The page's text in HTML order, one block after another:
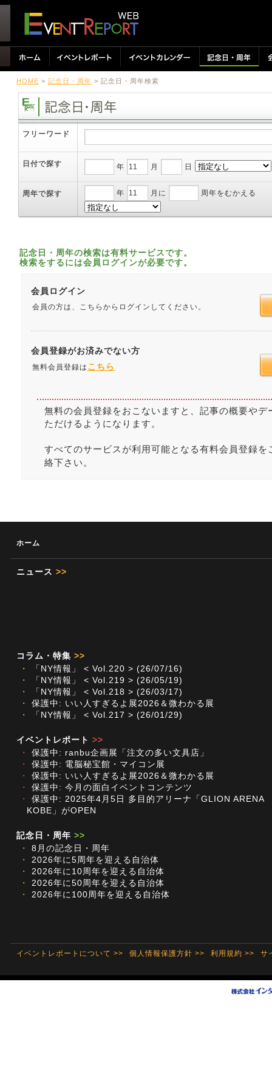
HOME > 記念日・周年 > 記念日・周年検索
フリーワード
日付で探す 年 月 日
周年で探す 年 月に 周年をむかえる
記念日・周年の検索は有料サービスです。
検索をするには会員ログインが必要です。
会員ログイン
会員の方は、こちらからログインしてください。
会員登録がお済みでない方
無料会員登録は こちら
無料の会員登録をおこないますと、記事の概要や
ただけるようになります。
すべてのサービスが利用可能となる有料会員登録を
絡下さい。
ホーム
ニュース >>
コラム・特集 >>
・
「NY情報」 < Vol.220 > (26/07/16)
・
「NY情報」 < Vol.219 > (26/05/19)
・
「NY情報」 < Vol.218 > (26/03/17)
・
保護中: いい人すぎるよ展2026＆微わかる展
・
「NY情報」 < Vol.217 > (26/01/29)
イベントレポート >>
・
保護中: ranbu企画展「注文の多い文具店」
・
保護中: 電脳秘宝館・マイコン展
・
保護中: いい人すぎるよ展2026＆微わかる展
・
保護中: 今月の面白イベントコンテンツ
・
保護中: 2025年4月5日 多目的アリーナ「GLION ARENA
KOBE」がOPEN
記念日・周年 >>
・
8月の記念日・周年
・
2026年に5周年を迎える自治体
・
2026年に10周年を迎える自治体
・
2026年に50周年を迎える自治体
・
2026年に100周年を迎える自治体
イベントレポートについて >> 個人情報保護方針 >> 利用規約 >> サ